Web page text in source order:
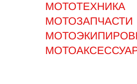
МОТОТЕХНИКА
МОТОЗАПЧАСТИ